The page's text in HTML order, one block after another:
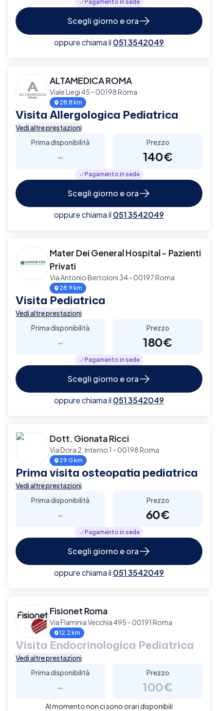
Pagamento in sede
Scegli giorno e ora
oppure chiama il 051 3542049
ALTAMEDICA ROMA
Viale Liegi 45 - 00198 Roma
28.8 km
Visita Allergologica Pediatrica
Vedi altre prestazioni
Prima disponibilità
-
Prezzo
140€
Pagamento in sede
Scegli giorno e ora
oppure chiama il 051 3542049
Mater Dei General Hospital - Pazienti
Privati
Via Antonio Bertoloni 34 - 00197 Roma
28.9 km
Visita Pediatrica
Vedi altre prestazioni
Prima disponibilità
-
Prezzo
180€
Pagamento in sede
Scegli giorno e ora
oppure chiama il 051 3542049
Dott. Gionata Ricci
Via Dora 2, Interno 1 - 00198 Roma
29.0 km
Prima visita osteopatia pediatrica
Vedi altre prestazioni
Prima disponibilità
-
Prezzo
60€
Pagamento in sede
Scegli giorno e ora
oppure chiama il 051 3542049
Fisionet Roma
Via Flaminia Vecchia 495 - 00191 Roma
12.2 km
Visita Endocrinologica Pediatrica
Vedi altre prestazioni
Prima disponibilità
-
Prezzo
100€
Al momento non ci sono orari disponibili